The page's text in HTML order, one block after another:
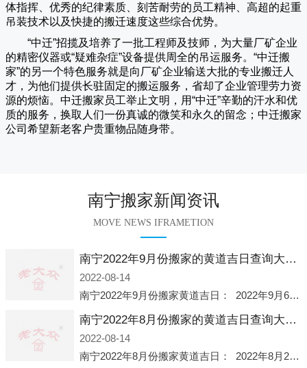
体指挥、优秀的纪律素质、刻苦耐劳的员工精神、高超的起重
吊装技术以及快捷的搬迁速度这些综合优势。
“中迁”招揽及培养了一批工程师及技师，为大量厂矿企业
的精密仪器或“疑难杂症”设备提供周全的吊运服务。“中迁搬
家”的另一个特色服务就是向厂矿企业输送大批的专业搬迁人
才，为他们提供长驻固定的搬运服务，省却了企业管理劳力资
源的烦恼。 中迁搬家员工举止文明，用“中迁”辛勤的汗水和优
质的服务，换取人们一份真诚的微笑和永久的留念； 中迁搬家
公司希望新老客户贵重物品随身带。
南宁搬家新闻资讯
MOVE NEWS IFRAMETION
南宁2022年9月份搬家的黄道吉日查询大全一览表哪天适合搬家好日子
2022-08-14
南宁2022年9月份搬家黄道吉日： 2022年9月6日 「星期二」 农历八月十一2022年9月12日 「星期一」 农历八月十七2022年9月16日 「星期五」 农历八月廿一2022年9月2
南宁2022年8月份搬家的黄道吉日查询大全一览表哪天适合搬家好日子
2022-08-14
南宁2022年8月份搬家黄道吉日： 2022年8月2日 「星期二」 农历七月初五2022年8月6日 「星期六」 农历七月初九2022年8月8日 「星期一」 农历七月十一2022年8月10日 「